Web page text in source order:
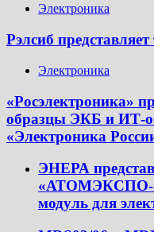
Электроника
Рэлсиб
Электроника
«Росэлектроника»
образцы ЭКБ и ИТ-
«Электроника
ЭНЕРА
«АТОМЭКСПО-
модуль для